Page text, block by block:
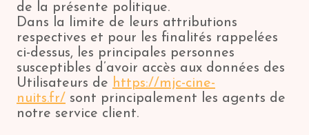
de la présente politique.
Dans la limite de leurs attributions
respectives et pour les finalités rappelées
ci-dessus, les principales personnes
susceptibles d’avoir accès aux données des
Utilisateurs de https://mjc-cine-
nuits.fr/ sont principalement les agents de
notre service client.